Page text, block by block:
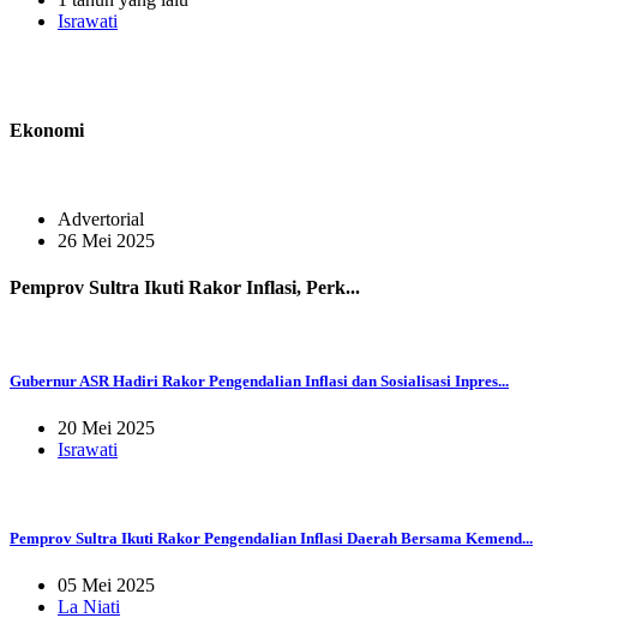
Israwati
Ekonomi
Advertorial
26 Mei 2025
Pemprov Sultra Ikuti Rakor Inflasi, Perk...
Gubernur ASR Hadiri Rakor Pengendalian Inflasi dan Sosialisasi Inpres...
20 Mei 2025
Israwati
Pemprov Sultra Ikuti Rakor Pengendalian Inflasi Daerah Bersama Kemend...
05 Mei 2025
La Niati